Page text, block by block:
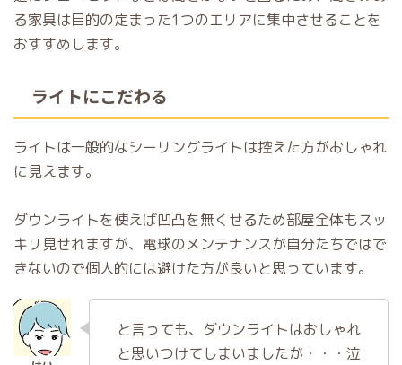
る家具は目的の定まった1つのエリアに集中させることを
おすすめします。
ライトにこだわる
ライトは一般的なシーリングライトは控えた方がおしゃれ
に見えます。
ダウンライトを使えば凹凸を無くせるため部屋全体もスッ
キリ見せれますが、電球のメンテナンスが自分たちではで
きないので個人的には避けた方が良いと思っています。
と言っても、ダウンライトはおしゃれ
と思いつけてしまいましたが・・・泣